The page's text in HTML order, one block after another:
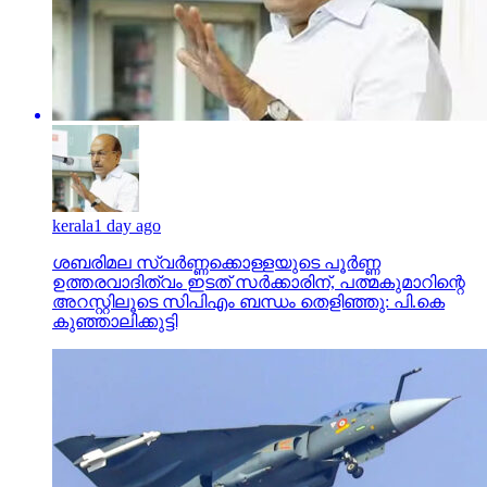
kerala1 day ago
ശബരിമല സ്വര്‍ണ്ണക്കൊള്ളയുടെ പൂര്‍ണ്ണ
ഉത്തരവാദിത്വം ഇടത് സര്‍ക്കാരിന്, പത്മകുമാറിന്റെ
അറസ്റ്റിലൂടെ സിപിഎം ബന്ധം തെളിഞ്ഞു: പി.കെ
കുഞ്ഞാലിക്കുട്ടി